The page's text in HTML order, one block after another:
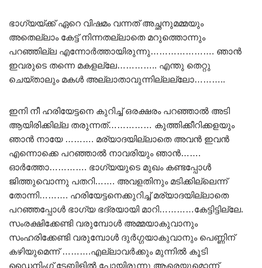
ഭാഗ്യയ്ക്ക് ഏറെ വിഷമം വന്നത് അച്ഛനുമമ്മയും
അതെല്ലാം കേട്ട് നിന്നതല്ലാതെ മറുത്തൊന്നും
പറഞ്ഞില്ല എന്നോർത്തായിരുന്നു…………………. ഞാൻ
ഇവരുടെ തന്നെ മകളല്ലേ………….. എന്തു തെറ്റു
ചെയ്താലും മകൾ അല്ലാതാവുന്നില്ലല്ലോ………..
ഇനി നീ ഹരിയേട്ടനെ കുറിച്ച് ഒരക്ഷരം പറഞ്ഞാൽ അടി
ആയിരിക്കില്ല തരുന്നത്…………… കുത്തിക്കീറിക്കളയും
ഞാൻ നായേ ………. മര്യാദയില്ലാതെ അവൻ ഇവൻ
എന്നൊക്കെ പറഞ്ഞാൽ നാവരിയും ഞാൻ…….
ഓർത്തോ…………. ഭാഗ്യയുടെ മുഖം കണ്ടപ്പോൾ
ജിത്തുവൊന്നു പതറി……. അവളതിനും മടിക്കില്ലെന്ന്
തോന്നി………. ഹരിയേട്ടനെക്കുറിച്ച് മര്യാദയില്ലാതെ
പറഞ്ഞപ്പോൾ ഭാഗ്യ ഭദ്രയായി മാറി…………കേട്ടിട്ടില്ലേ.
സംരക്ഷിക്കേണ്ടി വരുമ്പോൾ അമ്മയാകുവാനും
സംഹരിക്കേണ്ടി വരുമ്പോൾ ദുർഗ്ഗയാകുവാനും പെണ്ണിന്
കഴിയുമെന്ന് ……….എല്ലാവർക്കും മുന്നിൽ കൂടി
ഡൈനിംഗ് ടേബിളിൽ പോയിരുന്നു ആരെയുമൊന്ന്